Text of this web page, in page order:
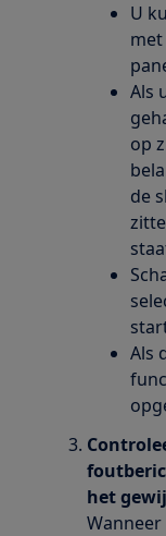
U
Als
op
de
Als
het